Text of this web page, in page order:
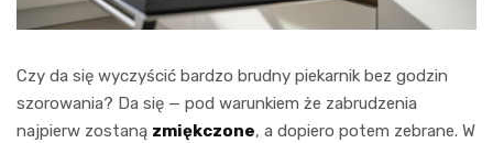
Czy da się wyczyścić bardzo brudny piekarnik bez godzin
szorowania? Da się — pod warunkiem że zabrudzenia
najpierw zostaną zmiękczone, a dopiero potem zebrane. W